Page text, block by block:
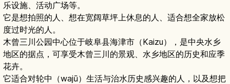
乐设施、活动广场等。
它是想拍照的人、想在宽阔草坪上休息的人、适合想全家放松
度过时光的人。
木曾三川公园中心位于岐阜县海津市（Kaizu），是中央水乡
地区的据点，可享受木曾三川的景观、水乡地区的历史和应季
花卉。
它适合对轮中（wajū）生活与治水历史感兴趣的人，以及想把